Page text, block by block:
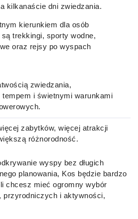
kilkanaście dni zwiedzania.
kierunkiem dla osób
trekkingi, sporty wodne,
oraz rejsy po wyspach
zwiedzania,
i świetnymi warunkami
zabytków, więcej atrakcji
różnorodność.
wyspy bez długich
planowania, Kos będzie bardzo
chcesz mieć ogromny wybór
i aktywności,